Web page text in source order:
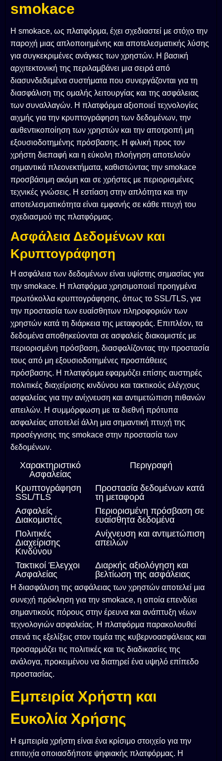
smokace
Η smokace, ως πλατφόρμα, έχει σχεδιαστεί με στόχο την
παροχή μιας απλοποιημένης και αποτελεσματικής λύσης
για συγκεκριμένες ανάγκες των χρηστών. Η βασική
αρχιτεκτονική της περιλαμβάνει μια σειρά από
διασυνδεδεμένα συστήματα που συνεργάζονται για τη
διασφάλιση της ομαλής λειτουργίας και της ασφάλειας
των συναλλαγών. Η πλατφόρμα αξιοποιεί τεχνολογίες
αιχμής για την κρυπτογράφηση των δεδομένων, την
αυθεντικοποίηση των χρηστών και την αποτροπή μη
εξουσιοδοτημένης πρόσβασης. Η φιλική προς τον
χρήστη διεπαφή και η εύκολη πλοήγηση αποτελούν
σημαντικά πλεονεκτήματα, καθιστώντας την smokace
προσβάσιμη ακόμη και σε χρήστες με περιορισμένες
τεχνικές γνώσεις. Η εστίαση στην απλότητα και την
αποτελεσματικότητα είναι εμφανής σε κάθε πτυχή του
σχεδιασμού της πλατφόρμας.
Ασφάλεια Δεδομένων και
Κρυπτογράφηση
Η ασφάλεια των δεδομένων είναι υψίστης σημασίας για
την smokace. Η πλατφόρμα χρησιμοποιεί προηγμένα
πρωτόκολλα κρυπτογράφησης, όπως το SSL/TLS, για
την προστασία των ευαίσθητων πληροφοριών των
χρηστών κατά τη διάρκεια της μεταφοράς. Επιπλέον, τα
δεδομένα αποθηκεύονται σε ασφαλείς διακομιστές με
περιορισμένη πρόσβαση, διασφαλίζοντας την προστασία
τους από μη εξουσιοδοτημένες προσπάθειες
πρόσβασης. Η πλατφόρμα εφαρμόζει επίσης αυστηρές
πολιτικές διαχείρισης κινδύνου και τακτικούς ελέγχους
ασφαλείας για την ανίχνευση και αντιμετώπιση πιθανών
απειλών. Η συμμόρφωση με τα διεθνή πρότυπα
ασφαλείας αποτελεί άλλη μια σημαντική πτυχή της
προσέγγισης της smokace στην προστασία των
δεδομένων.
Χαρακτηριστικό
Ασφαλείας
Περιγραφή
Κρυπτογράφηση
SSL/TLS
Προστασία δεδομένων κατά
τη μεταφορά
Ασφαλείς
Διακομιστές
Περιορισμένη πρόσβαση σε
ευαίσθητα δεδομένα
Πολιτικές
Διαχείρισης
Κινδύνου
Ανίχνευση και αντιμετώπιση
απειλών
Τακτικοί Έλεγχοι
Ασφαλείας
Διαρκής αξιολόγηση και
βελτίωση της ασφάλειας
Η διασφάλιση της ασφάλειας των χρηστών αποτελεί μια
συνεχή πρόκληση για την smokace, η οποία επενδύει
σημαντικούς πόρους στην έρευνα και ανάπτυξη νέων
τεχνολογιών ασφαλείας. Η πλατφόρμα παρακολουθεί
στενά τις εξελίξεις στον τομέα της κυβερνοασφάλειας και
προσαρμόζει τις πολιτικές και τις διαδικασίες της
ανάλογα, προκειμένου να διατηρεί ένα υψηλό επίπεδο
προστασίας.
Εμπειρία Χρήστη και
Ευκολία Χρήσης
Η εμπειρία χρήστη είναι ένα κρίσιμο στοιχείο για την
επιτυχία οποιασδήποτε ψηφιακής πλατφόρμας. Η